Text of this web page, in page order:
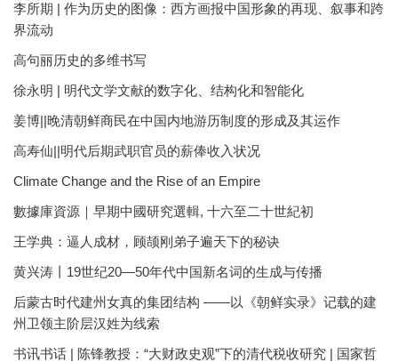
李所期 | 作为历史的图像：西方画报中国形象的再现、叙事和跨
界流动
高句丽历史的多维书写
徐永明 | 明代文学文献的数字化、结构化和智能化
姜博||晚清朝鲜商民在中国内地游历制度的形成及其运作
高寿仙||明代后期武职官员的薪俸收入状况
Climate Change and the Rise of an Empire
數據庫資源｜早期中國研究選輯, 十六至二十世紀初
王学典：逼人成材，顾颉刚弟子遍天下的秘诀
黄兴涛丨19世纪20—50年代中国新名词的生成与传播
后蒙古时代建州女真的集团结构 ——以《朝鲜实录》记载的建
州卫领主阶层汉姓为线索
书讯书话 | 陈锋教授：“大财政史观”下的清代税收研究 | 国家哲